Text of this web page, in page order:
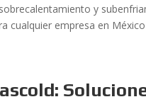
y
cualquier empresa en